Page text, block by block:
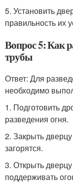
5. Установить
правильность их
Вопрос 5: Как
трубы
Ответ: Для
необходимо
1. Подготовить
разведения огня.
2. Закрыть
загорятся.
3. Открыть
поддерживать